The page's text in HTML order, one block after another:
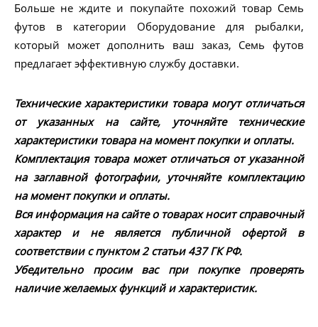
Больше не ждите и покупайте похожий товар Семь
футов в категории Оборудование для рыбалки,
который может дополнить ваш заказ, Семь футов
предлагает эффективную службу доставки.
Технические характеристики товара могут отличаться
от указанных на сайте, уточняйте технические
характеристики товара на момент покупки и оплаты.
Комплектация товара может отличаться от указанной
на заглавной фотографии, уточняйте комплектацию
на момент покупки и оплаты.
Вся информация на сайте о товарах носит справочный
характер и не является публичной офертой в
соответствии с пунктом 2 статьи 437 ГК РФ.
Убедительно просим вас при покупке проверять
наличие желаемых функций и характеристик.